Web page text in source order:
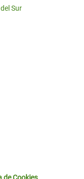
Sur
de Cookies